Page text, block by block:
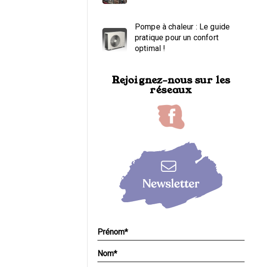
Pompe à chaleur : Le guide
pratique pour un confort
optimal !
Rejoignez-nous sur les
réseaux